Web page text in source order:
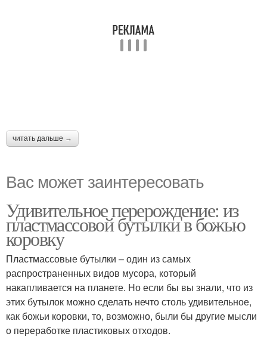
читать дальше →
Вас может заинтересовать
Удивительное перерождение: из
пластмассовой бутылки в божью
коровку
Пластмассовые бутылки – один из самых
распространенных видов мусора, который
накапливается на планете. Но если бы вы знали, что из
этих бутылок можно сделать нечто столь удивительное,
как божьи коровки, то, возможно, были бы другие мысли
о переработке пластиковых отходов.